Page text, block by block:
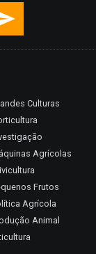
Culturas
Agrícolas
Frutos
Agrícola
Animal